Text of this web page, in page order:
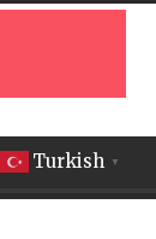
Turkish ▼